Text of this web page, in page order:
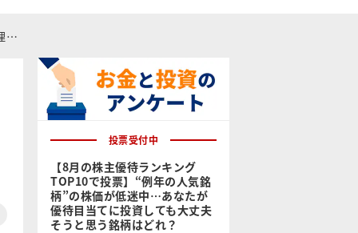
投票受付中
【8月の株主優待ランキング
TOP10で投票】“例年の人気銘
柄”の株価が低迷中…あなたが
優待目当てに投資しても大丈夫
そうと思う銘柄はどれ？